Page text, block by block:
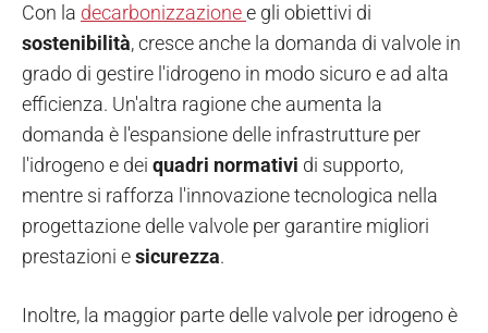
Con la decarbonizzazionee gli obiettivi di
sostenibilità, cresce anche la domanda di valvole in
grado di gestire l'idrogeno in modo sicuro e ad alta
efficienza. Un'altra ragione che aumenta la
domanda è l'espansione delle infrastrutture per
l'idrogeno e dei quadri normativi di supporto,
mentre si rafforza l'innovazione tecnologica nella
progettazione delle valvole per garantire migliori
prestazioni esicurezza.
Inoltre, la maggior parte delle valvole per idrogeno è